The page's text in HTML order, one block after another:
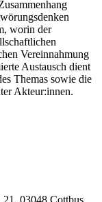
worin der
Vereinnahmung
Austausch dient
Themas sowie die
Akteur:innen.
21, 03048 Cottbus